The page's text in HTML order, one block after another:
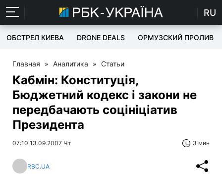
RU
ОБСТРЕЛ КИЕВА DRONE DEALS ОРМУЗСКИЙ ПРОЛИВ
Главная » Аналитика » Статьи
Кабмін: Конституція,
Бюджетний кодекс і закони не
передбачають соцініціатив
Президента
07:10 13.09.2007 Чт 3 мин
RBC.UA